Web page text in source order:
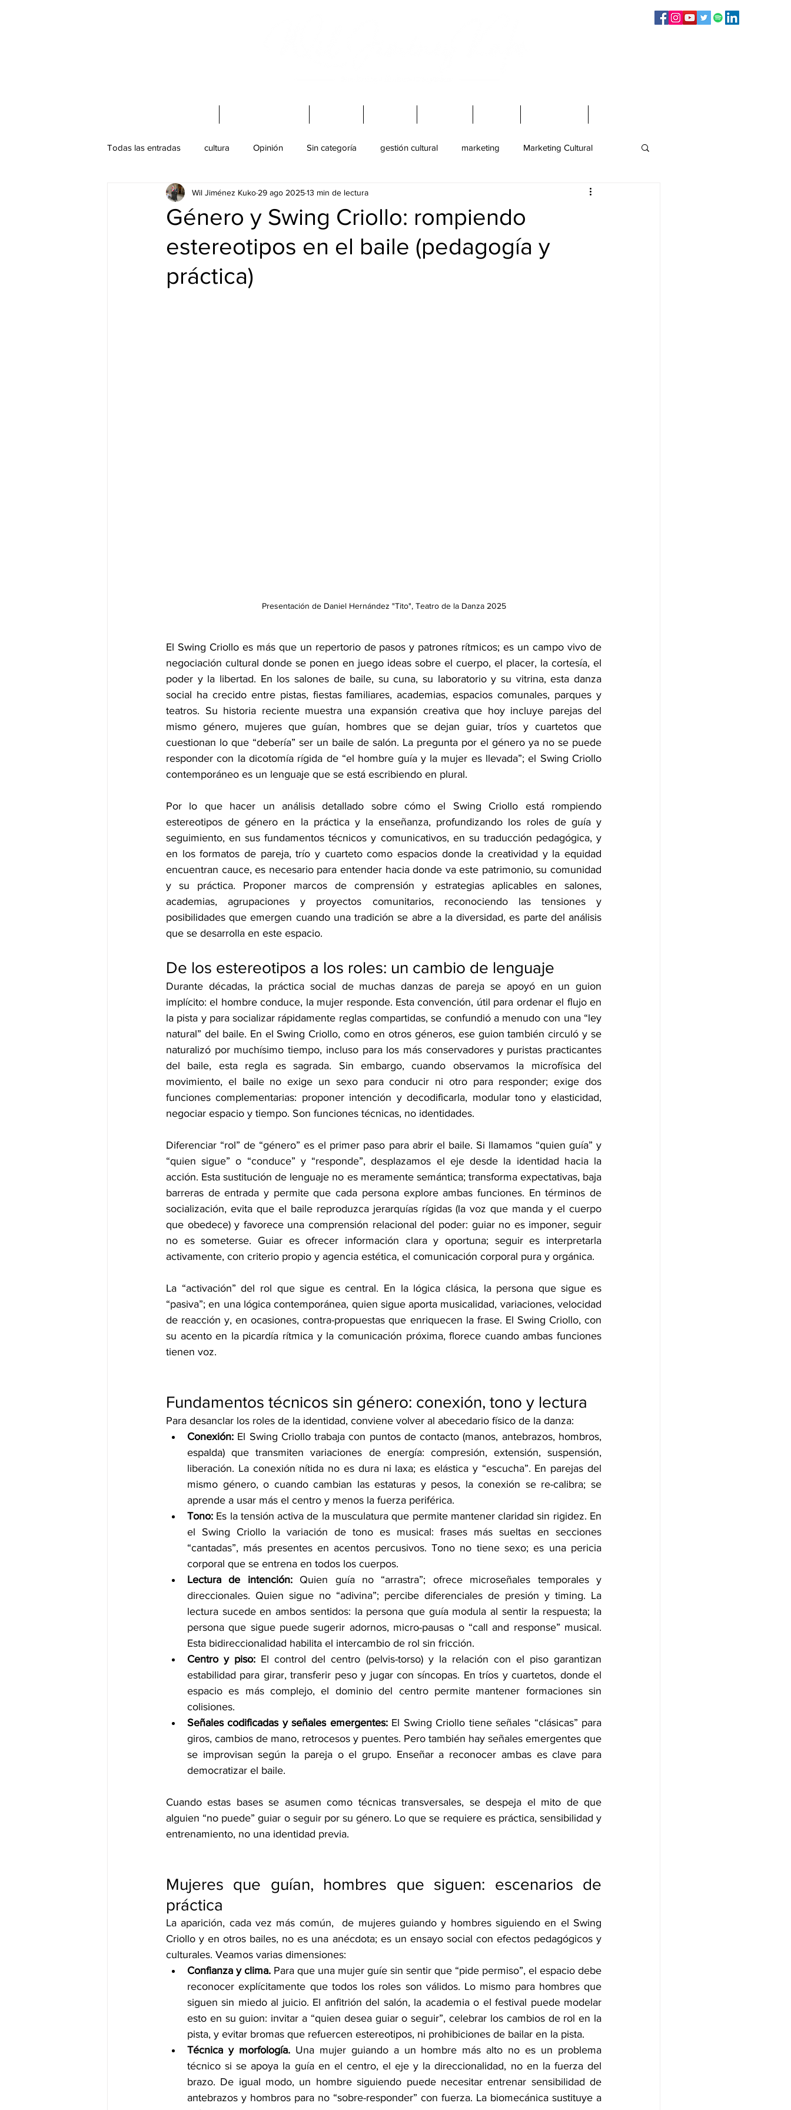
Todas las entradas cultura Opinión Sin categoría gestión cultural marketing Marketing Cultural
Turismo Cultural Patrimonio Cultural juventud
Género y Swing Criollo: rompiendo
estereotipos en el baile (pedagogía y
práctica)
Wil Jiménez Kuko 29 ago 202513 min de lectura
Presentación de Daniel Hernández "Tito", Teatro de la Danza 2025
El Swing Criollo es más que un repertorio de pasos y patrones rítmicos; es un campo vivo de
negociación cultural donde se ponen en juego ideas sobre el cuerpo, el placer, la cortesía, el
poder y la libertad. En los salones de baile, su cuna, su laboratorio y su vitrina, esta danza
social ha crecido entre pistas, fiestas familiares, academias, espacios comunales, parques y
teatros. Su historia reciente muestra una expansión creativa que hoy incluye parejas del
mismo género, mujeres que guían, hombres que se dejan guiar, tríos y cuartetos que
cuestionan lo que “debería” ser un baile de salón. La pregunta por el género ya no se puede
responder con la dicotomía rígida de “el hombre guía y la mujer es llevada”; el Swing Criollo
contemporáneo es un lenguaje que se está escribiendo en plural.
Por lo que hacer un análisis detallado sobre cómo el Swing Criollo está rompiendo
estereotipos de género en la práctica y la enseñanza, profundizando los roles de guía y
seguimiento, en sus fundamentos técnicos y comunicativos, en su traducción pedagógica, y
en los formatos de pareja, trío y cuarteto como espacios donde la creatividad y la equidad
encuentran cauce, es necesario para entender hacia donde va este patrimonio, su comunidad
y su práctica. Proponer marcos de comprensión y estrategias aplicables en salones,
academias, agrupaciones y proyectos comunitarios, reconociendo las tensiones y
posibilidades que emergen cuando una tradición se abre a la diversidad, es parte del análisis
que se desarrolla en este espacio.
De los estereotipos a los roles: un cambio de lenguaje
Durante décadas, la práctica social de muchas danzas de pareja se apoyó en un guion
implícito: el hombre conduce, la mujer responde. Esta convención, útil para ordenar el flujo en
la pista y para socializar rápidamente reglas compartidas, se confundió a menudo con una “ley
natural” del baile. En el Swing Criollo, como en otros géneros, ese guion también circuló y se
naturalizó por muchísimo tiempo, incluso para los más conservadores y puristas practicantes
del baile, esta regla es sagrada. Sin embargo, cuando observamos la microfísica del
movimiento, el baile no exige un sexo para conducir ni otro para responder; exige dos
funciones complementarias: proponer intención y decodificarla, modular tono y elasticidad,
negociar espacio y tiempo. Son funciones técnicas, no identidades.
Diferenciar “rol” de “género” es el primer paso para abrir el baile. Si llamamos “quien guía” y
“quien sigue” o “conduce” y “responde”, desplazamos el eje desde la identidad hacia la
acción. Esta sustitución de lenguaje no es meramente semántica; transforma expectativas, baja
barreras de entrada y permite que cada persona explore ambas funciones. En términos de
socialización, evita que el baile reproduzca jerarquías rígidas (la voz que manda y el cuerpo
que obedece) y favorece una comprensión relacional del poder: guiar no es imponer, seguir
no es someterse. Guiar es ofrecer información clara y oportuna; seguir es interpretarla
activamente, con criterio propio y agencia estética, el comunicación corporal pura y orgánica.
La “activación” del rol que sigue es central. En la lógica clásica, la persona que sigue es
“pasiva”; en una lógica contemporánea, quien sigue aporta musicalidad, variaciones, velocidad
de reacción y, en ocasiones, contra-propuestas que enriquecen la frase. El Swing Criollo, con
su acento en la picardía rítmica y la comunicación próxima, florece cuando ambas funciones
tienen voz.
Fundamentos técnicos sin género: conexión, tono y lectura
Para desanclar los roles de la identidad, conviene volver al abecedario físico de la danza:
Conexión: El Swing Criollo trabaja con puntos de contacto (manos, antebrazos, hombros,
espalda) que transmiten variaciones de energía: compresión, extensión, suspensión,
liberación. La conexión nítida no es dura ni laxa; es elástica y “escucha”. En parejas del
mismo género, o cuando cambian las estaturas y pesos, la conexión se re-calibra; se
aprende a usar más el centro y menos la fuerza periférica.
Tono: Es la tensión activa de la musculatura que permite mantener claridad sin rigidez. En
el Swing Criollo la variación de tono es musical: frases más sueltas en secciones
“cantadas”, más presentes en acentos percusivos. Tono no tiene sexo; es una pericia
corporal que se entrena en todos los cuerpos.
Lectura de intención: Quien guía no “arrastra”; ofrece microseñales temporales y
direccionales. Quien sigue no “adivina”; percibe diferenciales de presión y timing. La
lectura sucede en ambos sentidos: la persona que guía modula al sentir la respuesta; la
persona que sigue puede sugerir adornos, micro-pausas o “call and response” musical.
Esta bidireccionalidad habilita el intercambio de rol sin fricción.
Centro y piso: El control del centro (pelvis-torso) y la relación con el piso garantizan
estabilidad para girar, transferir peso y jugar con síncopas. En tríos y cuartetos, donde el
espacio es más complejo, el dominio del centro permite mantener formaciones sin
colisiones.
Señales codificadas y señales emergentes: El Swing Criollo tiene señales “clásicas” para
giros, cambios de mano, retrocesos y puentes. Pero también hay señales emergentes que
se improvisan según la pareja o el grupo. Enseñar a reconocer ambas es clave para
democratizar el baile.
Cuando estas bases se asumen como técnicas transversales, se despeja el mito de que
alguien “no puede” guiar o seguir por su género. Lo que se requiere es práctica, sensibilidad y
entrenamiento, no una identidad previa.
Mujeres que guían, hombres que siguen: escenarios de
práctica
La aparición, cada vez más común,  de mujeres guiando y hombres siguiendo en el Swing
Criollo y en otros bailes, no es una anécdota; es un ensayo social con efectos pedagógicos y
culturales. Veamos varias dimensiones:
Confianza y clima. Para que una mujer guíe sin sentir que “pide permiso”, el espacio debe
reconocer explícitamente que todos los roles son válidos. Lo mismo para hombres que
siguen sin miedo al juicio. El anfitrión del salón, la academia o el festival puede modelar
esto en su guion: invitar a “quien desea guiar o seguir”, celebrar los cambios de rol en la
pista, y evitar bromas que refuercen estereotipos, ni prohibiciones de bailar en la pista.
Técnica y morfología. Una mujer guiando a un hombre más alto no es un problema
técnico si se apoya la guía en el centro, el eje y la direccionalidad, no en la fuerza del
brazo. De igual modo, un hombre siguiendo puede necesitar entrenar sensibilidad de
antebrazos y hombros para no “sobre-responder” con fuerza. La biomecánica sustituye a